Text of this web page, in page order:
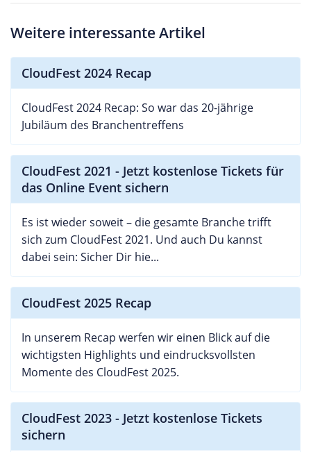
Weitere interessante Artikel
CloudFest 2024 Recap
CloudFest 2024 Recap: So war das 20-jährige
Jubiläum des Branchentreffens
CloudFest 2021 - Jetzt kostenlose Tickets für
das Online Event sichern
Es ist wieder soweit – die gesamte Branche trifft
sich zum CloudFest 2021. Und auch Du kannst
dabei sein: Sicher Dir hie...
CloudFest 2025 Recap
In unserem Recap werfen wir einen Blick auf die
wichtigsten Highlights und eindrucksvollsten
Momente des CloudFest 2025.
CloudFest 2023 - Jetzt kostenlose Tickets
sichern